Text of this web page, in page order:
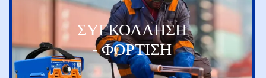
ΣΥΓΚΟΛΛΗΣΗ
- ΦΟΡΤΙΣΗ